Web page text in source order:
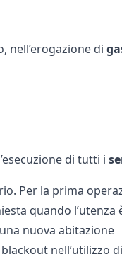
nell’erogazione di
di tutti i
Per la prima
quando l’utenza
nuova abitazione
nell’utilizzo